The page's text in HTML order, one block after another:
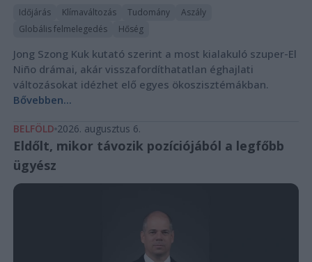
Időjárás Klímaváltozás Tudomány
Aszály
Globális felmelegedés
Hőség
Jong Szong Kuk kutató szerint a most kialakuló szuper-El
Niño drámai, akár visszafordíthatatlan éghajlati
változásokat idézhet elő egyes ökoszisztémákban.
Bővebben...
BELFÖLD 2026. augusztus 6.
Eldőlt, mikor távozik pozíciójából a legfőbb
ügyész